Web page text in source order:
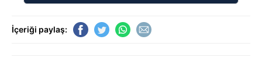
İçeriği paylaş: